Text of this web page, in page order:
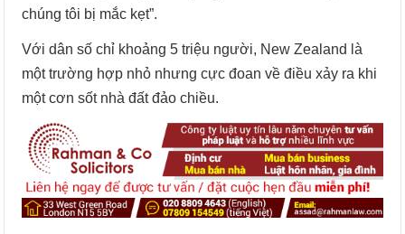
chúng tôi bị mắc kẹt”.
Với dân số chỉ khoảng 5 triệu người, New Zealand là
một trường hợp nhỏ nhưng cực đoan về điều xảy ra khi
một cơn sốt nhà đất đảo chiều.